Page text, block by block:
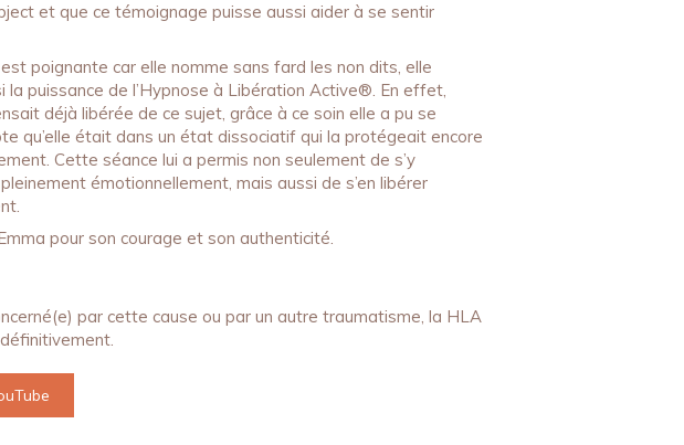
et que ce témoignage puisse aussi aider à se sentir
poignante car elle nomme sans fard les non dits, elle
la puissance de l’Hypnose à Libération Active®. En effet,
déjà libérée de ce sujet, grâce à ce soin elle a pu se
qu’elle était dans un état dissociatif qui la protégeait encore
Cette séance lui a permis non seulement de s’y
émotionnellement, mais aussi de s’en libérer
pour son courage et son authenticité.
par cette cause ou par un autre traumatisme, la HLA